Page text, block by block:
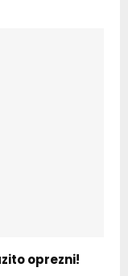
oprezni!